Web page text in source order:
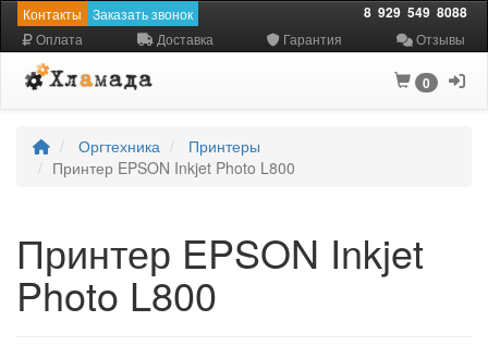
Контакты Заказать звонок 8 929 549 8088
Оплата Доставка Гарантия Отзывы
0
Оргтехника
Принтеры
Принтер EPSON Inkjet Photo L800
Принтер EPSON Inkjet
Photo L800